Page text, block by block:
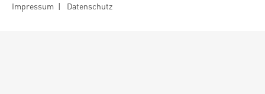
Impressum | Datenschutz